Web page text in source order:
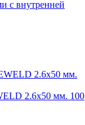
с внутренней
2.6х50 мм. 100